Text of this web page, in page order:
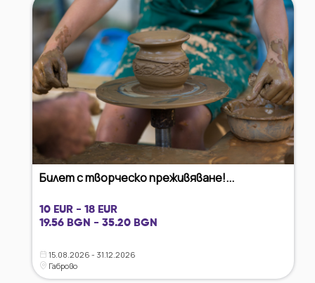
Билет с творческо преживяване!...
10 EUR - 18 EUR
19.56 BGN - 35.20 BGN
15.08.2026 - 31.12.2026
Габрово